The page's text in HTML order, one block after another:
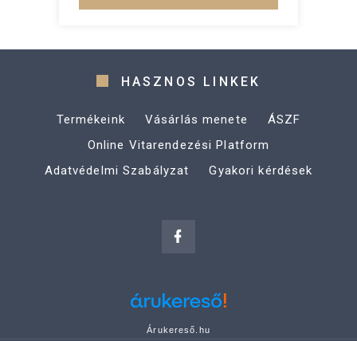
HASZNOS LINKEK
Termékeink Vásárlás menete
ÁSZF
Online Vitarendezési Platform
Adatvédelmi Szabályzat
Gyakori kérdések
Árukereső.hu